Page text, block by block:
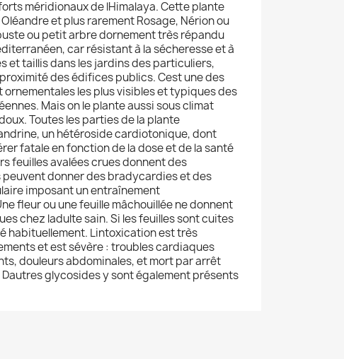
méridionaux de lHimalaya. Cette plante
et plus rarement Rosage, Nérion ou
ou petit arbre dornement très répandu
car résistant à la sécheresse et à
et taillis dans les jardins des particuliers,
des édifices publics. Cest une des
ornementales les plus visibles et typiques des
Mais on le plante aussi sous climat
Toutes les parties de la plante
un hétéroside cardiotonique, dont
fatale en fonction de la dose et de la santé
feuilles avalées crues donnent des
peuvent donner des bradycardies et des
imposant un entraînement
fleur ou une feuille mâchouillée ne donnent
chez ladulte sain. Si les feuilles sont cuites
habituellement. Lintoxication est très
et est sévère : troubles cardiaques
douleurs abdominales, et mort par arrêt
glycosides y sont également présents